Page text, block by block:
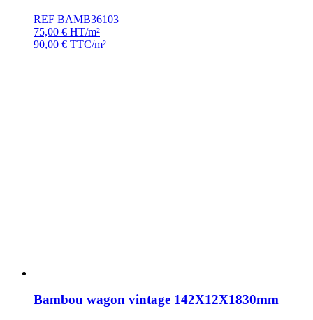
REF BAMB36103
75,00 € HT/m²
90,00 € TTC/m²
Bambou wagon vintage 142X12X1830mm